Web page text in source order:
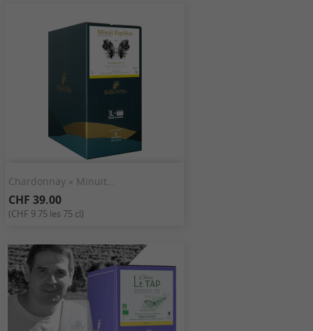
Chardonnay « Minuit...
CHF 39.00
(CHF 9.75 les 75 cl)